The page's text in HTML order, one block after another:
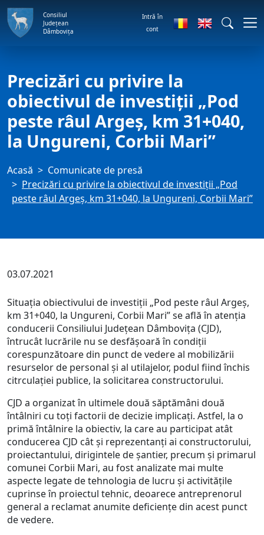
Consiliul
Județean
Dâmbovița
Intră în
cont
Precizări cu privire la
obiectivul de investiții „Pod
peste râul Argeș, km 31+040,
la Ungureni, Corbii Mari”
Acasă
Comunicate de presă
Precizări cu privire la obiectivul de investiții „Pod
peste râul Argeș, km 31+040, la Ungureni, Corbii Mari”
03.07.2021
Situația obiectivului de investiții „Pod peste râul Argeș,
km 31+040, la Ungureni, Corbii Mari” se află în atenția
conducerii Consiliului Județean Dâmbovița (CJD),
întrucât lucrările nu se desfășoară în condiții
corespunzătoare din punct de vedere al mobilizării
resurselor de personal și al utilajelor, podul fiind închis
citrculației publice, la solicitarea constructorului.
CJD a organizat în ultimele două săptămâni două
întâlniri cu toți factorii de decizie implicați. Astfel, la o
primă întâlnire la obiectiv, la care au participat atât
conducerea CJD cât și reprezentanți ai constructorului,
proiectantului, dirigintele de șantier, precum și primarul
comunei Corbii Mari, au fost analizate mai multe
aspecte legate de tehnologia de lucru și activitățile
cuprinse în proiectul tehnic, deoarece antreprenorul
general a reclamat anumite deficiențe din acest punct
de vedere.